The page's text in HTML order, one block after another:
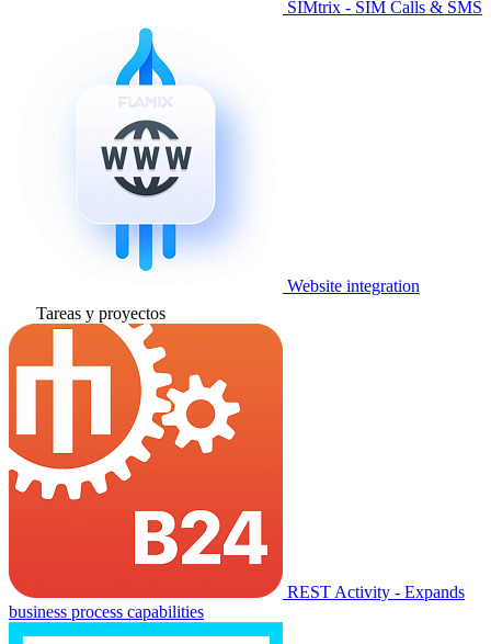
SIMtrix - SIM Calls & SMS
Website integration
Tareas y proyectos
REST Activity - Expands
business process capabilities